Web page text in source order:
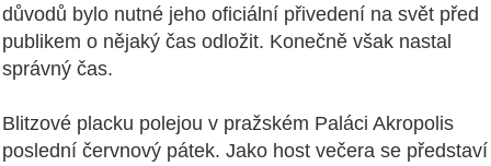
důvodů bylo nutné jeho oficiální přivedení na svět před
publikem o nějaký čas odložit. Konečně však nastal
správný čas.
Blitzové placku polejou v pražském Paláci Akropolis
poslední červnový pátek. Jako host večera se představí